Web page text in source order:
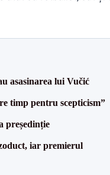
asasinarea lui Vučić
timp pentru scepticism”
președinție
iar premierul